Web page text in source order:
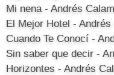
Mi nena - Andrés
El Mejor Hotel - Andrés
Cuando Te Conocí -
Sin saber que decir -
Horizontes - Andrés